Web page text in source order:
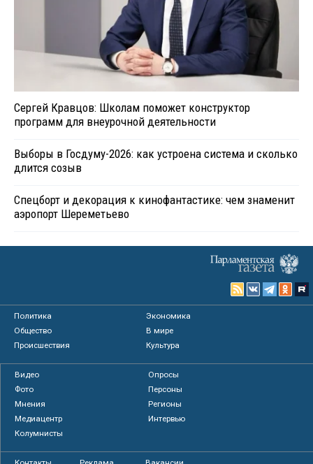
Сергей Кравцов: Школам поможет конструктор
программ для внеурочной деятельности
Выборы в Госдуму-2026: как устроена система и сколько
длится созыв
Спецборт и декорация к кинофантастике: чем знаменит
аэропорт Шереметьево
Политика
Экономика
Общество
В мире
Происшествия
Культура
Видео
Опросы
Фото
Персоны
Мнения
Регионы
Медиацентр
Интервью
Колумнисты